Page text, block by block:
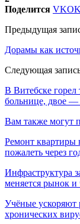
Поделится VK
Предыдущая
Дорамы как
Следующая
В Витебске горел
больнице, двое —
Вам также могут
Ремонт квартиры
пожалеть через
Инфраструктура
меняется рынок
Учёные ускоряют
хронических